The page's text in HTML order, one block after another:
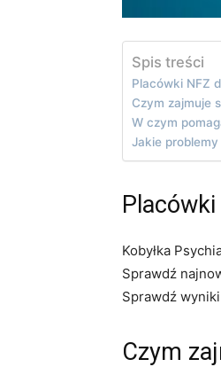
Spis treści
Placówki NFZ
Czym zajmuje
W czym
Jakie
Kobyłka
Sprawdź
Sprawdź
Czym